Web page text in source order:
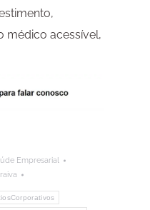
médico acessível,
Empresarial